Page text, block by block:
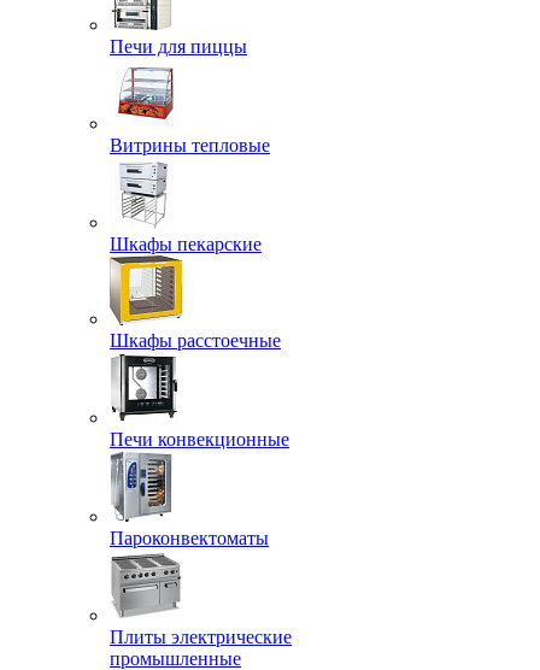
Печи для пиццы
Витрины тепловые
Шкафы пекарские
Шкафы расстоечные
Печи конвекционные
Пароконвектоматы
Плиты электрические
промышленные